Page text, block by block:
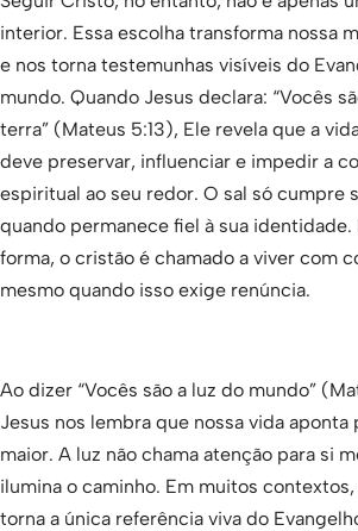
interior. Essa escolha transforma nossa
e nos torna testemunhas visíveis do
mundo. Quando Jesus declara: “Vocês
terra” (Mateus 5:13), Ele revela que a
deve preservar, influenciar e impedir a
espiritual ao seu redor. O sal só cumpre
quando permanece fiel à sua identidade.
forma, o cristão é chamado a viver com
mesmo quando isso exige renúncia.
Ao dizer “Vocês são a luz do mundo”
Jesus nos lembra que nossa vida aponta
maior. A luz não chama atenção para si
ilumina o caminho. Em muitos
torna a única referência viva do